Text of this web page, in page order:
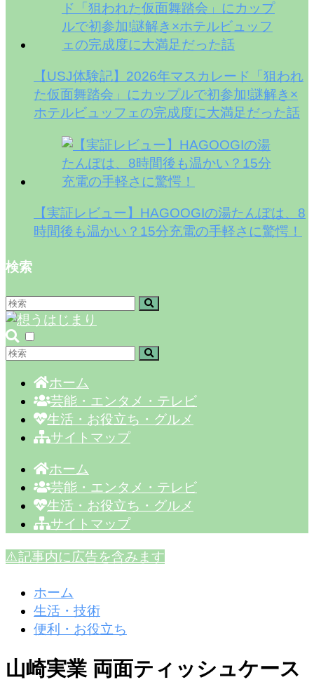
【USJ体験記】2026年マスカレード「狙われ
た仮面舞踏会」にカップルで初参加!謎解き×
ホテルビュッフェの完成度に大満足だった話
【実証レビュー】HAGOOGIの湯たんぽは、8
時間後も温かい？15分充電の手軽さに驚愕！
検索
ホーム
芸能・エンタメ・テレビ
生活・お役立ち・グルメ
サイトマップ
ホーム
芸能・エンタメ・テレビ
生活・お役立ち・グルメ
サイトマップ
⚠️記事内に広告を含みます
ホーム
生活・技術
便利・お役立ち
山崎実業 両面ティッシュケース